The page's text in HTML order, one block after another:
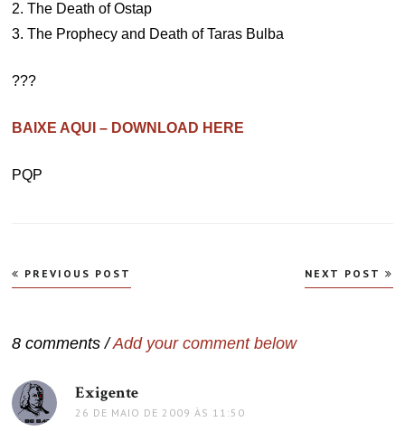
2. The Death of Ostap
3. The Prophecy and Death of Taras Bulba
???
BAIXE AQUI – DOWNLOAD HERE
PQP
Navegação
de
PREVIOUS POST NEXT POST
8 comments /Add your comment below
Exigente
26 DE MAIO DE 2009 ÀS 11:50